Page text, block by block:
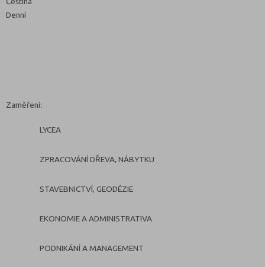
Denní
Zaměření:
LYCEA
ZPRACOVÁNÍ DŘEVA, NÁBYTKU
STAVEBNICTVÍ, GEODÉZIE
EKONOMIE A ADMINISTRATIVA
PODNIKÁNÍ A MANAGEMENT